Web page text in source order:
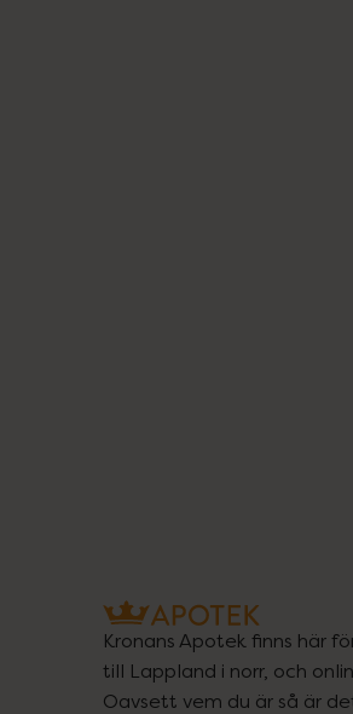
Kronans Apotek finns här
till Lappland i norr, och
Oavsett vem du är så är